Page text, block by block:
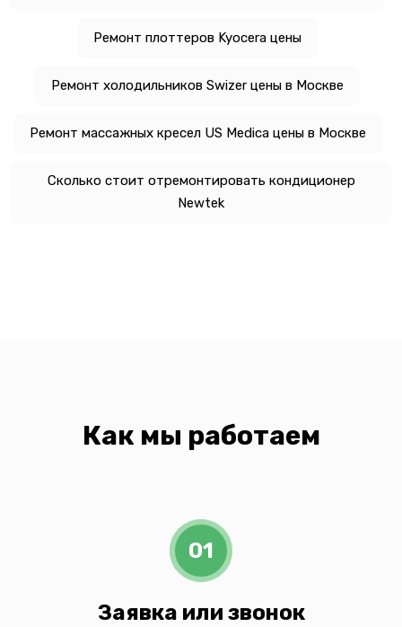
Ремонт плоттеров Kyocera цены
Ремонт холодильников Swizer цены в Москве
Ремонт массажных кресел US Medica цены в Москве
Сколько стоит отремонтировать кондиционер
Newtek
Как мы работаем
01
Заявка или звонок